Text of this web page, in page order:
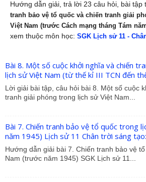
Hướng dẫn giải, trả lời 23 câu hỏi, bài tập
tranh bảo vệ tổ quốc và chiến tranh giải
Việt Nam (trước Cách mạng tháng Tám
xem thuộc môn học: SGK Lịch sử 11 -
Bài 8. Một số cuộc khởi nghĩa và chiến
lịch sử Việt Nam (từ thế kỉ III TCN đến
Lời giải bài tập, câu hỏi bài 8. Một số cuộc
tranh giải phóng trong lịch sử Việt Nam...
Bài 7. Chiến tranh bảo vệ tổ quốc trong
năm 1945) Lịch sử 11 Chân trời sáng tạo:
Hướng dẫn giải bài 7. Chiến tranh bảo vệ
Nam (trước năm 1945) SGK Lịch sử 11...